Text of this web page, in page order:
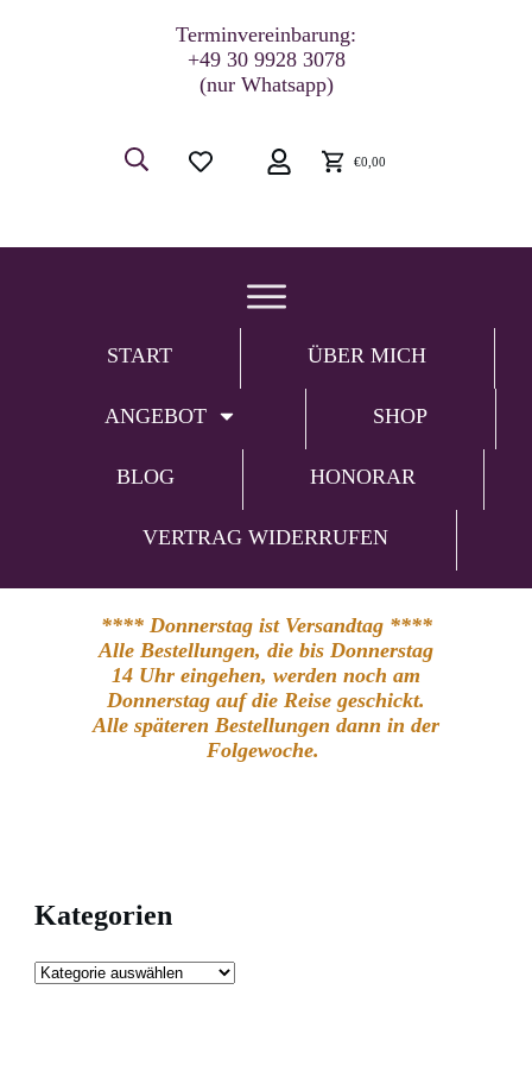
Terminvereinbarung:
+49 30 9928 3078
(nur Whatsapp)
€0,00
START ÜBER MICH
ANGEBOT SHOP
BLOG HONORAR
VERTRAG WIDERRUFEN
**** Donnerstag ist Versandtag ****
Alle Bestellungen, die bis Donnerstag
14 Uhr eingehen, werden noch am
Donnerstag auf die Reise geschickt.
Alle späteren Bestellungen dann in der
Folgewoche.
Kategorien